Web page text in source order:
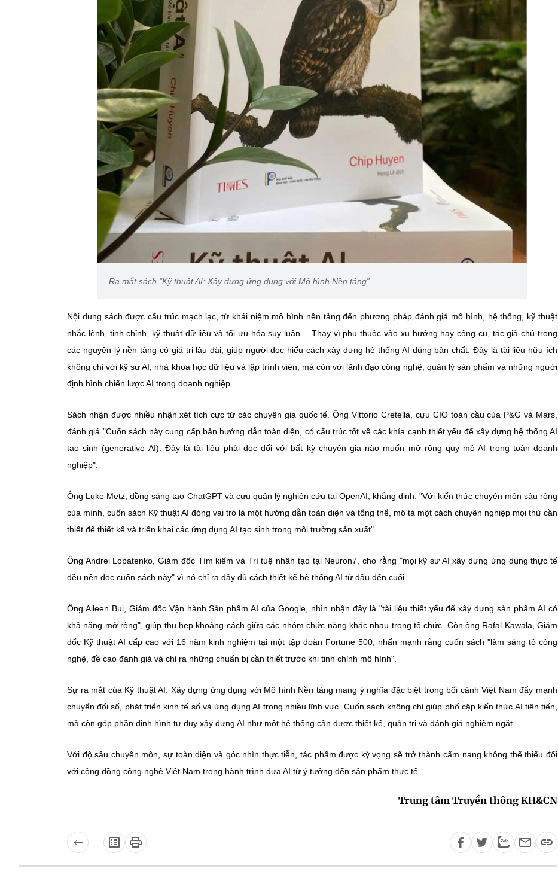
Ra mắt sách “Kỹ thuật AI: Xây dựng ứng dụng với Mô hình Nền tảng”.
Nội dung sách được cấu trúc mạch lạc, từ khái niệm mô hình nền tảng đến phương pháp đánh giá mô hình, hệ thống, kỹ thuật
nhắc lệnh, tinh chỉnh, kỹ thuật dữ liệu và tối ưu hóa suy luận… Thay vì phụ thuộc vào xu hướng hay công cụ, tác giả chú trọng
các nguyên lý nền tảng có giá trị lâu dài, giúp người đọc hiểu cách xây dựng hệ thống AI đúng bản chất. Đây là tài liệu hữu ích
không chỉ với kỹ sư AI, nhà khoa học dữ liệu và lập trình viên, mà còn với lãnh đạo công nghệ, quản lý sản phẩm và những người
định hình chiến lược AI trong doanh nghiệp.
Sách nhận được nhiều nhận xét tích cực từ các chuyên gia quốc tế. Ông Vittorio Cretella, cựu CIO toàn cầu của P&G và Mars,
đánh giá "Cuốn sách này cung cấp bản hướng dẫn toàn diện, có cấu trúc tốt về các khía cạnh thiết yếu để xây dựng hệ thống AI
tạo sinh (generative AI). Đây là tài liệu phải đọc đối với bất kỳ chuyên gia nào muốn mở rộng quy mô AI trong toàn doanh
nghiệp".
Ông Luke Metz, đồng sáng tạo ChatGPT và cựu quản lý nghiên cứu tại OpenAI, khẳng định: "Với kiến thức chuyên môn sâu rộng
của mình, cuốn sách Kỹ thuật AI đóng vai trò là một hướng dẫn toàn diện và tổng thể, mô tả một cách chuyên nghiệp mọi thứ cần
thiết để thiết kế và triển khai các ứng dụng AI tạo sinh trong môi trường sản xuất".
Ông Andrei Lopatenko, Giám đốc Tìm kiếm và Trí tuệ nhân tạo tại Neuron7, cho rằng "mọi kỹ sư AI xây dựng ứng dụng thực tế
đều nên đọc cuốn sách này" vì nó chỉ ra đầy đủ cách thiết kế hệ thống AI từ đầu đến cuối.
Ông Aileen Bui, Giám đốc Vận hành Sản phẩm AI của Google, nhìn nhận đây là "tài liệu thiết yếu để xây dựng sản phẩm AI có
khả năng mở rộng", giúp thu hẹp khoảng cách giữa các nhóm chức năng khác nhau trong tổ chức. Còn ông Rafal Kawala, Giám
đốc Kỹ thuật AI cấp cao với 16 năm kinh nghiệm tại một tập đoàn Fortune 500, nhấn mạnh rằng cuốn sách "làm sáng tỏ công
nghệ, đề cao đánh giá và chỉ ra những chuẩn bị cần thiết trước khi tinh chỉnh mô hình".
Sự ra mắt của Kỹ thuật AI: Xây dựng ứng dụng với Mô hình Nền tảng mang ý nghĩa đặc biệt trong bối cảnh Việt Nam đẩy mạnh
chuyển đổi số, phát triển kinh tế số và ứng dụng AI trong nhiều lĩnh vực. Cuốn sách không chỉ giúp phổ cập kiến thức AI tiên tiến,
mà còn góp phần định hình tư duy xây dựng AI như một hệ thống cần được thiết kế, quản trị và đánh giá nghiêm ngặt.
Với độ sâu chuyên môn, sự toàn diện và góc nhìn thực tiễn, tác phẩm được kỳ vọng sẽ trở thành cẩm nang không thể thiếu đối
với cộng đồng công nghệ Việt Nam trong hành trình đưa AI từ ý tưởng đến sản phẩm thực tế.
Trung tâm Truyền thông KH&CN